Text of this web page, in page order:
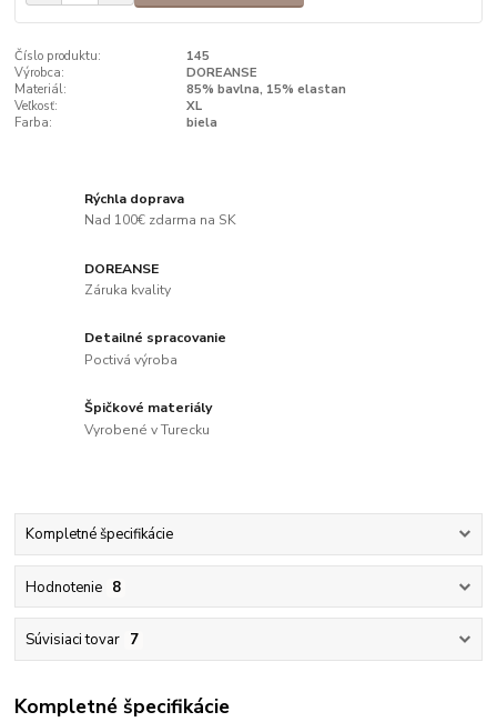
Číslo produktu:
145
Výrobca:
DOREANSE
Materiál:
85% bavlna, 15% elastan
Veľkosť:
XL
Farba:
biela
Rýchla doprava
Nad 100€ zdarma na SK
DOREANSE
Záruka kvality
Detailné spracovanie
Poctivá výroba
Špičkové materiály
Vyrobené v Turecku
Kompletné špecifikácie
Hodnotenie 8
Súvisiaci tovar 7
Kompletné špecifikácie